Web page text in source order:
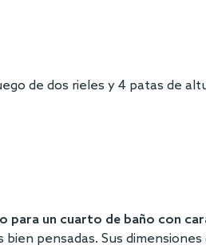
de dos rieles y 4 patas de
para un cuarto de baño con
pensadas. Sus